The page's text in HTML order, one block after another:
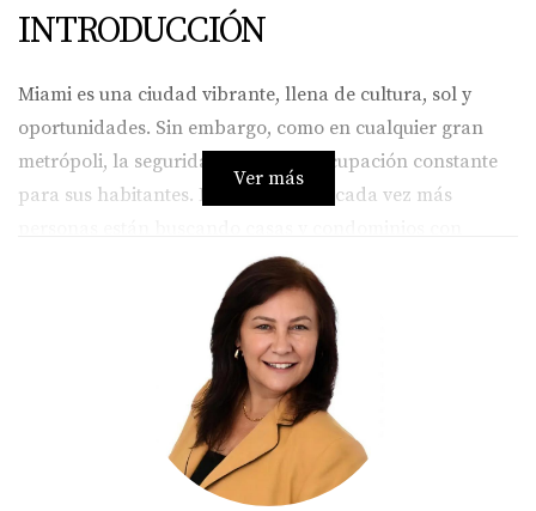
INTRODUCCIÓN
Miami es una ciudad vibrante, llena de cultura, sol y
oportunidades. Sin embargo, como en cualquier gran
metrópoli, la seguridad es una preocupación constante
para sus habitantes. Por esta razón, cada vez más
seguridad 24/7. Estas comunidades no solo ofrecen un
entorno más seguro, sino que también brindan una serie
de comodidades que mejoran la calidad de vida. En este
artículo, exploraremos por qué elegir un hogar en una
comunidad con vigilancia constante puede ser la mejor
decisión que tomes.
BENEFICIOS DE VIVIR EN
Ver más